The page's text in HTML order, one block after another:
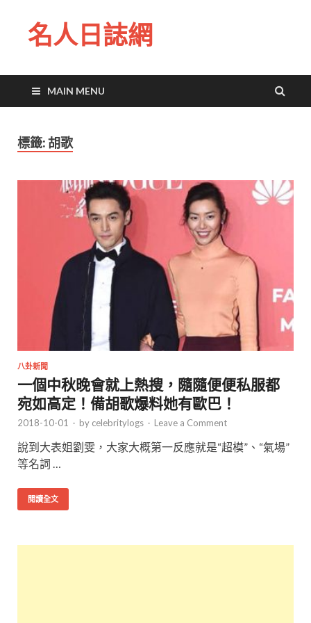
名人日誌網
MAIN MENU
標籤: 胡歌
八卦新聞
一個中秋晚會就上熱搜，隨隨便便私服都
宛如高定！備胡歌爆料她有歐巴！
2018-10-01 - by celebritylogs - Leave a Comment
說到大表姐劉雯，大家大概第一反應就是“超模”、“氣場”
等名詞 …
閱讀全文